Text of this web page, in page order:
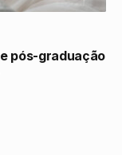
pós-graduação